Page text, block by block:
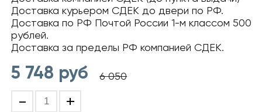
Доставка курьером СДЕК до двери по РФ.
Доставка по РФ Почтой России 1-м классом 500
рублей.
Доставка за пределы РФ компанией СДЕК.
5 748 руб 6 050
- +